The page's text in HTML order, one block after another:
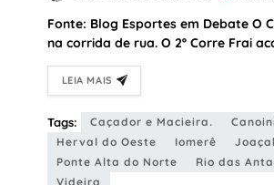
Fonte: Blog Esportes em Debate O
na corrida de rua. O 2º Corre Frai
LEIA MAIS
Tags: Caçador e Macieira.
Herval do Oeste
Iomerê
Ponte Alta do Norte
Rio das
Videira